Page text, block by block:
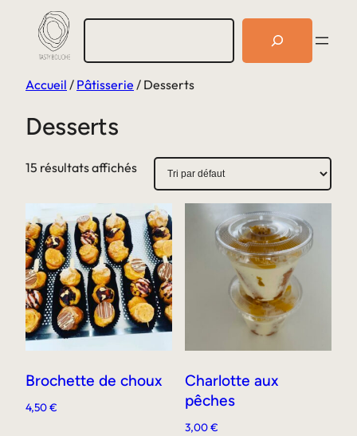
contenu
R
e
h
Accueil / Pâtisserie / Desserts
Desserts
15 résultats affichés
Brochette de choux
4,50€
Charlotte aux
pêches
3,00€